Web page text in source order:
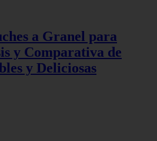
a Granel para
y Comparativa de
y Deliciosas